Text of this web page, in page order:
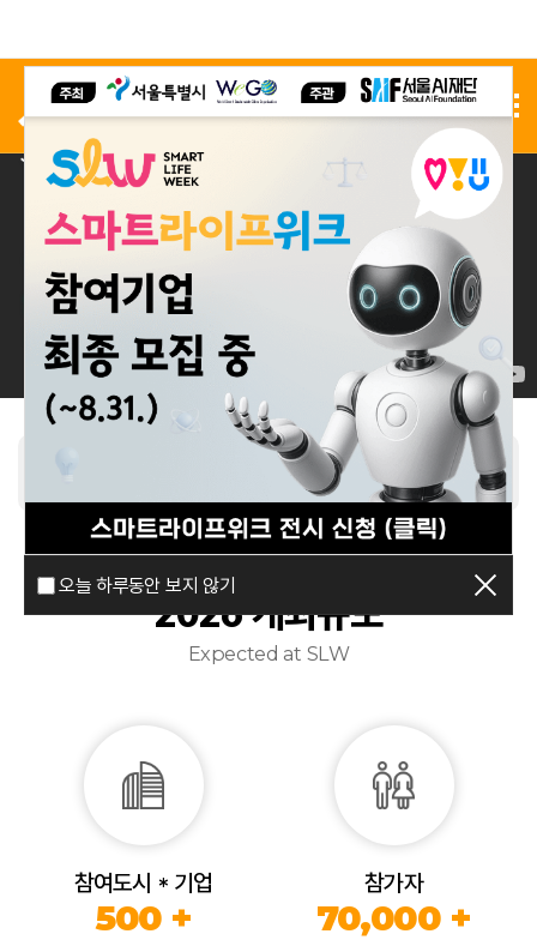
오늘 하루동안 보지 않기
사전 등록 전시 신청
2026 개최규모
Expected at SLW
참여도시 * 기업
500 +
참가자
70,000 +